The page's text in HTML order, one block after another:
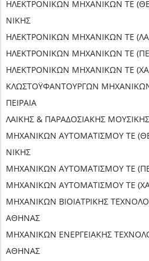
ΗΛΕΚΤΡΟΝΙΚΩΝ ΜΗΧΑΝΙΚΩΝ ΤΕ
ΝΙΚΗΣ
ΗΛΕΚΤΡΟΝΙΚΩΝ ΜΗΧΑΝΙΚΩΝ ΤΕ
ΗΛΕΚΤΡΟΝΙΚΩΝ ΜΗΧΑΝΙΚΩΝ ΤΕ
ΗΛΕΚΤΡΟΝΙΚΩΝ ΜΗΧΑΝΙΚΩΝ ΤΕ
ΚΛΩΣΤΟΫΦΑΝΤΟΥΡΓΩΝ ΜΗΧΑΝΙΚΩΝ
ΠΕΙΡΑΙΑ
ΛΑΙΚΗΣ & ΠΑΡΑΔΟΣΙΑΚΗΣ
ΜΗΧΑΝΙΚΩΝ ΑΥΤΟΜΑΤΙΣΜΟΥ ΤΕ
ΝΙΚΗΣ
ΜΗΧΑΝΙΚΩΝ ΑΥΤΟΜΑΤΙΣΜΟΥ ΤΕ
ΜΗΧΑΝΙΚΩΝ ΑΥΤΟΜΑΤΙΣΜΟΥ ΤΕ
ΜΗΧΑΝΙΚΩΝ ΒΙΟΙΑΤΡΙΚΗΣ
ΑΘΗΝΑΣ
ΜΗΧΑΝΙΚΩΝ ΕΝΕΡΓΕΙΑΚΗΣ
ΑΘΗΝΑΣ